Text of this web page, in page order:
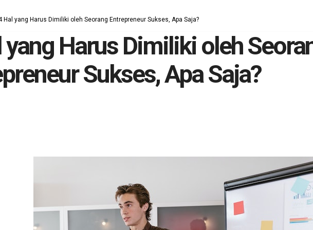
Hal yang Harus Dimiliki oleh Seorang Entrepreneur Sukses, Apa Saja?
yang Harus Dimiliki oleh
Sukses, Apa Saja?